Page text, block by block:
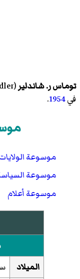
توماس ر. شاندلير(
في1954
.
موسوعة
موسوعة
موسوعة أعلام
الميلاد